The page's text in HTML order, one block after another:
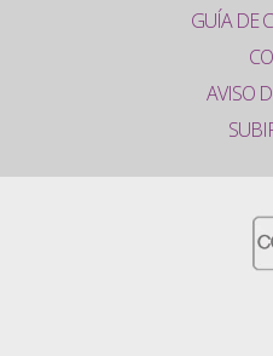
GUÍA DE
AVISO